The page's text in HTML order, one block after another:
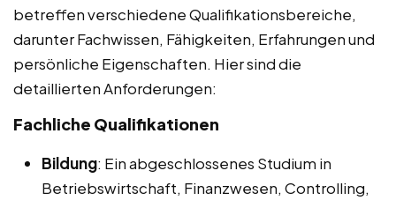
betreffen verschiedene Qualifikationsbereiche,
darunter Fachwissen, Fähigkeiten, Erfahrungen und
persönliche Eigenschaften. Hier sind die
detaillierten Anforderungen:
Fachliche Qualifikationen
Bildung: Ein abgeschlossenes Studium in
Betriebswirtschaft, Finanzwesen, Controlling,